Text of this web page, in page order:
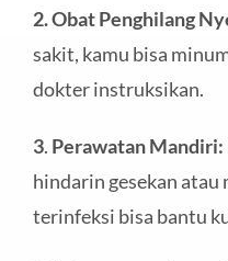
2. Obat Penghilang
sakit, kamu bisa
dokter instruksikan.
3. Perawatan Mandiri:
hindarin gesekan atau
terinfeksi bisa bantu